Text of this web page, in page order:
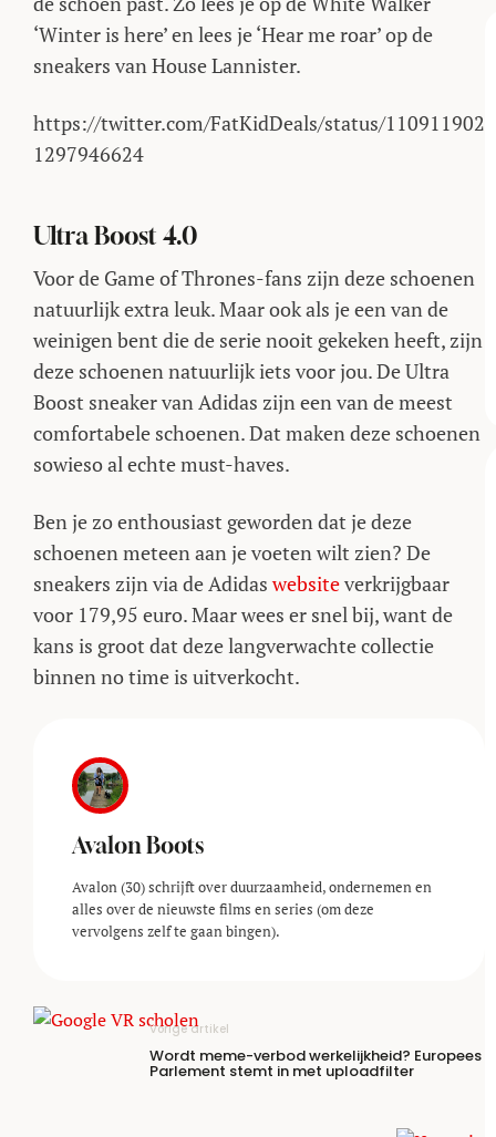
‘Winter is here’ en lees je ‘Hear me roar’ op de
sneakers van House Lannister.
https://twitter.com/FatKidDeals/status/110911902
1297946624
Ultra Boost 4.0
Voor de Game of Thrones-fans zijn deze schoenen
natuurlijk extra leuk. Maar ook als je een van de
weinigen bent die de serie nooit gekeken heeft, zijn
deze schoenen natuurlijk iets voor jou. De Ultra
Boost sneaker van Adidas zijn een van de meest
comfortabele schoenen. Dat maken deze schoenen
sowieso al echte must-haves.
Ben je zo enthousiast geworden dat je deze
schoenen meteen aan je voeten wilt zien? De
sneakers zijn via de Adidaswebsiteverkrijgbaar
voor 179,95 euro. Maar wees er snel bij, want de
kans is groot dat deze langverwachte collectie
binnen no time is uitverkocht.
Avalon Boots
Avalon (30) schrijft over duurzaamheid, ondernemen en
alles over de nieuwste films en series (om deze
vervolgens zelf te gaan bingen).
Vorige artikel
Wordt meme-verbod werkelijkheid? Europees
Parlement stemt in met uploadfilter